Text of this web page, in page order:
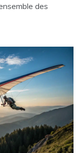
des